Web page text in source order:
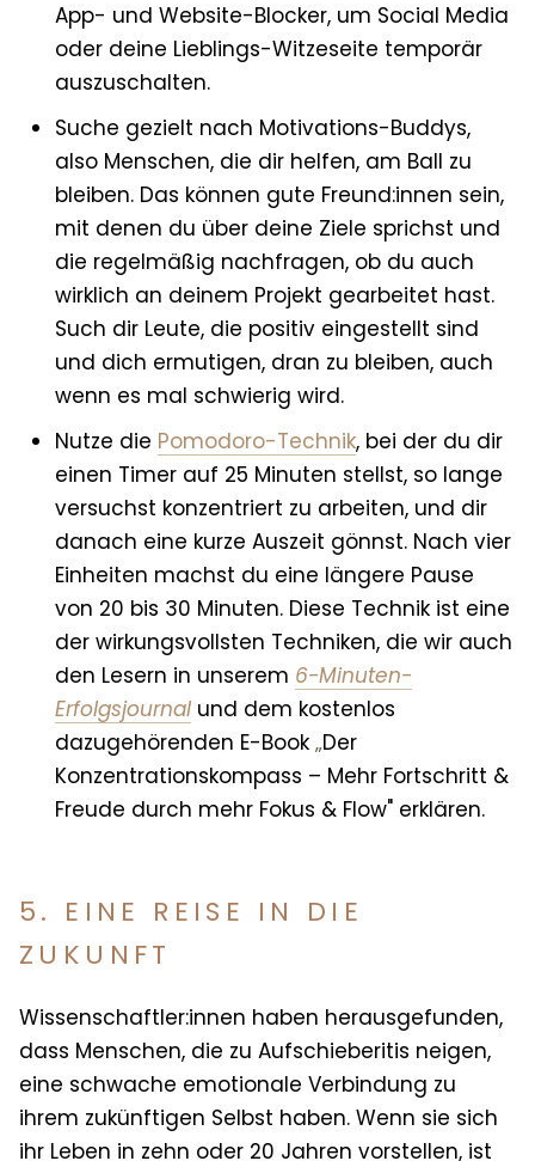
App- und Website-Blocker, um Social Media
oder deine Lieblings-Witzeseite temporär
auszuschalten.
Suche gezielt nach Motivations-Buddys,
also Menschen, die dir helfen, am Ball zu
bleiben. Das können gute Freund:innen sein,
mit denen du über deine Ziele sprichst und
die regelmäßig nachfragen, ob du auch
wirklich an deinem Projekt gearbeitet hast.
Such dir Leute, die positiv eingestellt sind
und dich ermutigen, dran zu bleiben, auch
wenn es mal schwierig wird.
Nutze die Pomodoro-Technik, bei der du dir
einen Timer auf 25 Minuten stellst, so lange
versuchst konzentriert zu arbeiten, und dir
danach eine kurze Auszeit gönnst. Nach vier
Einheiten machst du eine längere Pause
von 20 bis 30 Minuten. Diese Technik ist eine
der wirkungsvollsten Techniken, die wir auch
den Lesern in unserem 6-Minuten-
Erfolgsjournal und dem kostenlos
dazugehörenden E-Book „Der
Konzentrationskompass – Mehr Fortschritt &
Freude durch mehr Fokus & Flow" erklären.
5. EINE REISE IN DIE
ZUKUNFT
Wissenschaftler:innen haben herausgefunden,
dass Menschen, die zu Aufschieberitis neigen,
eine schwache emotionale Verbindung zu
ihrem zukünftigen Selbst haben. Wenn sie sich
ihr Leben in zehn oder 20 Jahren vorstellen, ist